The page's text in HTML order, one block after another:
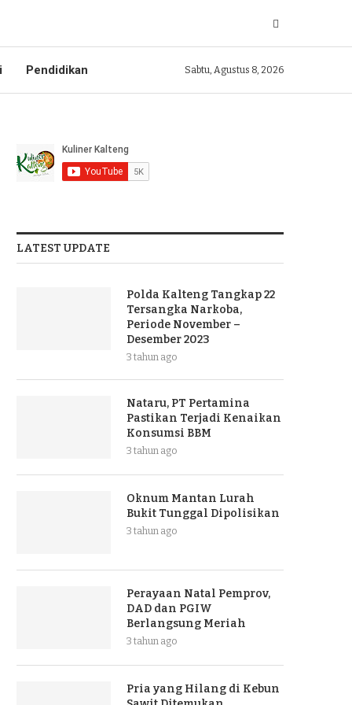
Pendidikan Sabtu, Agustus 8, 2026
LATEST UPDATE
Polda Kalteng Tangkap 22
Tersangka Narkoba,
Periode November –
Desember 2023
3 tahun ago
Nataru, PT Pertamina
Pastikan Terjadi Kenaikan
Konsumsi BBM
3 tahun ago
Oknum Mantan Lurah
Bukit Tunggal Dipolisikan
3 tahun ago
Perayaan Natal Pemprov,
DAD dan PGIW
Berlangsung Meriah
3 tahun ago
Pria yang Hilang di Kebun